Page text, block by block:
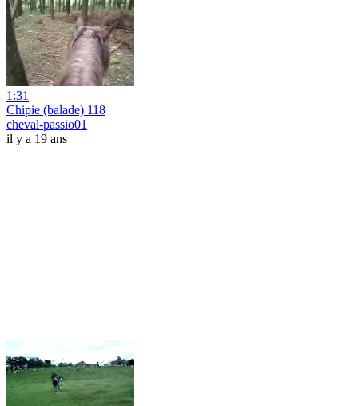
1:31
Chipie (balade) 118
cheval-passio01
il y a 19 ans